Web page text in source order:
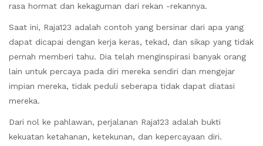
rasa hormat dan kekaguman dari rekan -rekannya.
Saat ini, Raja123 adalah contoh yang bersinar dari apa yang
dapat dicapai dengan kerja keras, tekad, dan sikap yang tidak
pernah memberi tahu. Dia telah menginspirasi banyak orang
lain untuk percaya pada diri mereka sendiri dan mengejar
impian mereka, tidak peduli seberapa tidak dapat diatasi
mereka.
Dari nol ke pahlawan, perjalanan Raja123 adalah bukti
kekuatan ketahanan, ketekunan, dan kepercayaan diri.